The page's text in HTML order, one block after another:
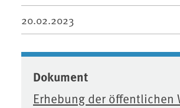
20.02.2023
Dokument
Erhebung der öffentlichen